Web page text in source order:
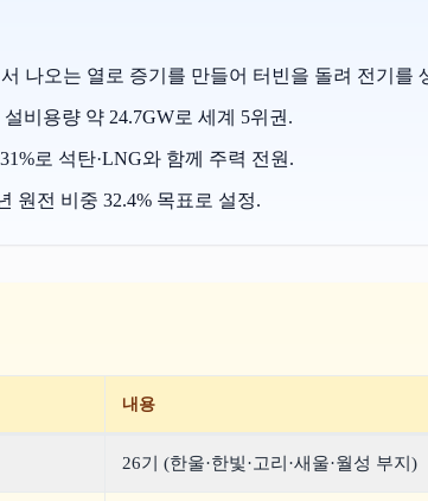
나오는 열로 증기를 만들어 터빈을 돌려 전기를
비용량 약 24.7GW로 세계 5위권.
로 석탄·LNG와 함께 주력 전원.
원전 비중 32.4% 목표로 설정.
내용
26기 (한울·한빛·고리·새울·월성 부지)